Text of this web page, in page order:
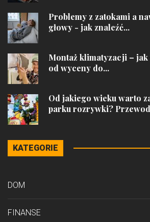
Problemy z zatokami a
głowy - jak znaleźć...
Montaż klimatyzacji –
od wyceny do...
Od jakiego wieku warto
parku rozrywki?
KATEGORIE
DOM
FINANSE